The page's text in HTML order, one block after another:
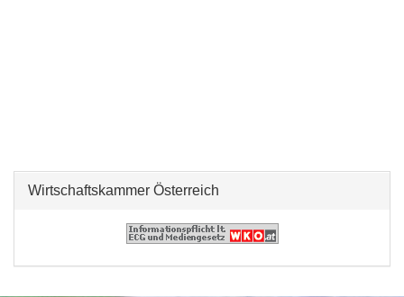
Wirtschaftskammer Österreich